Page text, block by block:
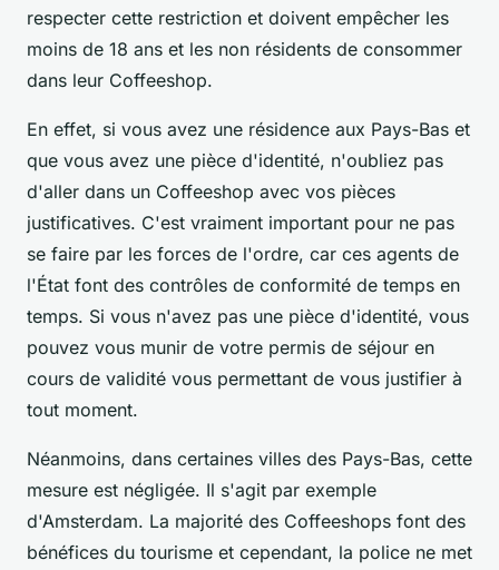
respecter cette restriction et doivent empêcher les
moins de 18 ans et les non résidents de consommer
dans leur Coffeeshop.
En effet, si vous avez une résidence aux Pays-Bas et
que vous avez une pièce d'identité, n'oubliez pas
d'aller dans un Coffeeshop avec vos pièces
justificatives. C'est vraiment important pour ne pas
se faire par les forces de l'ordre, car ces agents de
l'État font des contrôles de conformité de temps en
temps. Si vous n'avez pas une pièce d'identité, vous
pouvez vous munir de votre permis de séjour en
cours de validité vous permettant de vous justifier à
tout moment.
Néanmoins, dans certaines villes des Pays-Bas, cette
mesure est négligée. Il s'agit par exemple
d'Amsterdam. La majorité des Coffeeshops font des
bénéfices du tourisme et cependant, la police ne met